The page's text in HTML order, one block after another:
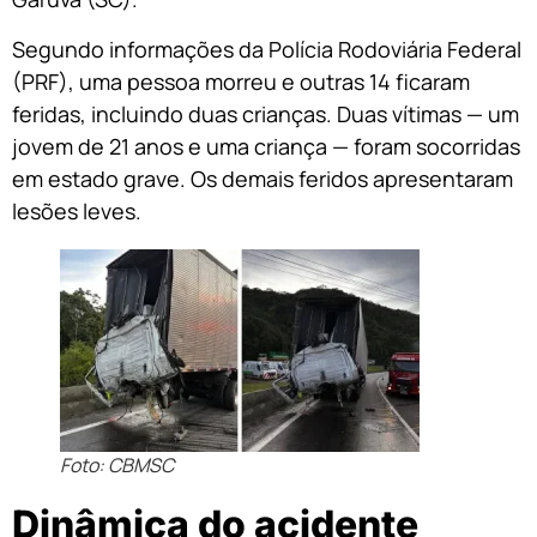
Segundo informações da Polícia Rodoviária Federal
(PRF), uma pessoa morreu e outras 14 ficaram
feridas, incluindo duas crianças. Duas vítimas — um
jovem de 21 anos e uma criança — foram socorridas
em estado grave. Os demais feridos apresentaram
lesões leves.
Foto: CBMSC
Dinâmica do acidente